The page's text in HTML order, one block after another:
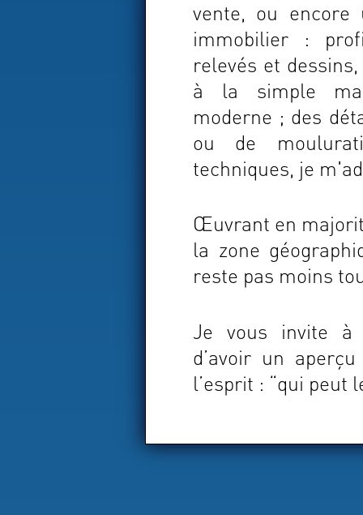
vente, ou
immobilier :
relevés et
à la simple
moderne ; des
ou de
techniques, je
Œuvrant en
la zone
reste pas moins
Je vous invite
d’avoir un
l’esprit : “qui peut